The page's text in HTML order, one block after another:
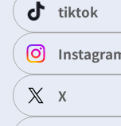
tiktok
X